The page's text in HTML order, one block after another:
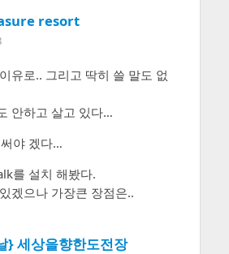
resort
유로.. 그리고 딱히 쓸 말도 없
안하고 살고 있다…
야 겠다…
를 설치 해봤다.
겠으나 가장큰 장점은..
} 세상을향한도전장